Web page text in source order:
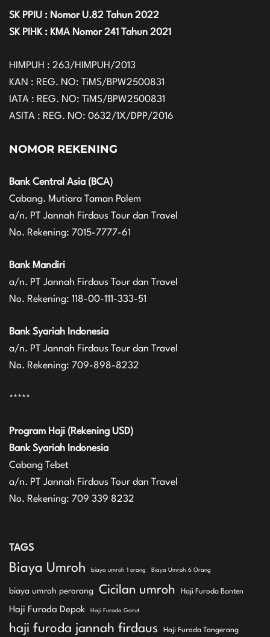
SK PPIU : Nomor U.82 Tahun 2022
SK PIHK : KMA Nomor 241 Tahun 2021
HIMPUH : 263/HIMPUH/2013
KAN : REG. NO: TiMS/BPW2500831
IATA : REG. NO: TiMS/BPW2500831
ASITA : REG. NO: 0632/1X/DPP/2016
NOMOR REKENING
Bank Central Asia (BCA)
Cabang. Mutiara Taman Palem
a/n. PT Jannah Firdaus Tour dan Travel
No. Rekening: 7015-7777-61
Bank Mandiri
a/n. PT Jannah Firdaus Tour dan Travel
No. Rekening: 118-00-111-333-51
Bank Syariah Indonesia
a/n. PT Jannah Firdaus Tour dan Travel
No. Rekening: 709-898-8232
*****
Program Haji (Rekening USD)
Bank Syariah Indonesia
Cabang Tebet
a/n. PT Jannah Firdaus Tour dan Travel
No. Rekening: 709 339 8232
TAGS
Biaya Umroh biaya umroh 1 orang Biaya Umroh 6 Orang
biaya umroh perorang Cicilan umroh Haji Furoda Banten
Haji Furoda Depok Haji Furoda Garut
haji furoda jannah firdaus Haji Furoda Tangerang